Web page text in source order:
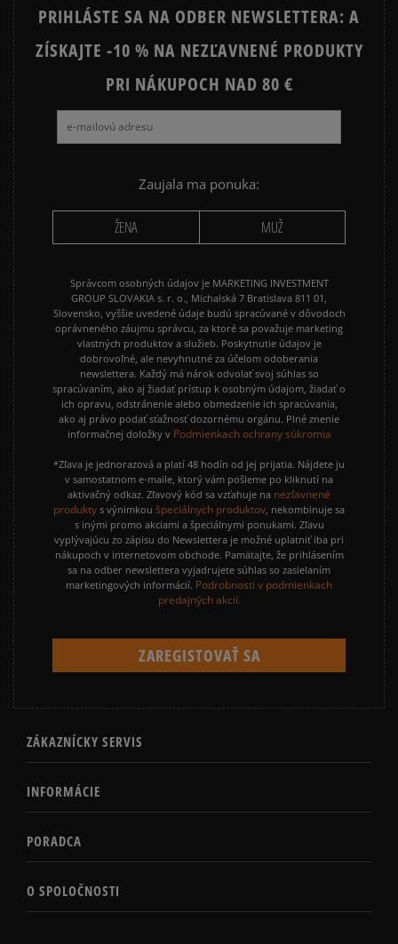
PRIHLÁSTE SA NA ODBER NEWSLETTERA: A
ZÍSKAJTE -10 % NA NEZĽAVNENÉ PRODUKTY
PRI NÁKUPOCH NAD 80 €
Zaujala ma ponuka:
ŽENA MUŽ
Správcom osobných údajov je MARKETING INVESTMENT
GROUP SLOVAKIA s. r. o., Michalská 7 Bratislava 811 01,
Slovensko, vyššie uvedené údaje budú spracúvané v dôvodoch
oprávneného záujmu správcu, za ktoré sa považuje marketing
vlastných produktov a služieb. Poskytnutie údajov je
dobrovoľné, ale nevyhnutné za účelom odoberania
newslettera. Každý má nárok odvolať svoj súhlas so
spracúvaním, ako aj žiadať prístup k osobným údajom, žiadať o
ich opravu, odstránenie alebo obmedzenie ich spracúvania,
ako aj právo podať sťažnosť dozornému orgánu. Plné znenie
informačnej doložky v Podmienkach ochrany súkromia
*Zľava je jednorazová a platí 48 hodín od jej prijatia. Nájdete ju
v samostatnom e-maile, ktorý vám pošleme po kliknutí na
aktivačný odkaz. Zľavový kód sa vzťahuje na nezľavnené
produkty s výnimkou špeciálnych produktov, nekombinuje sa
s inými promo akciami a špeciálnymi ponukami. Zľavu
vyplývajúcu zo zápisu do Newslettera je možné uplatniť iba pri
nákupoch v internetovom obchode. Pamätajte, že prihlásením
sa na odber newslettera vyjadrujete súhlas so zasielaním
marketingových informácií. Podrobnosti v podmienkach
predajných akcií.
ZÁKAZNÍCKY SERVIS
INFORMÁCIE
PORADCA
O SPOLOČNOSTI